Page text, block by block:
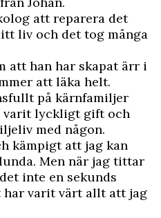
att reparera det
liv och det tog många
att han har skapat ärr i
att läka helt.
på kärnfamiljer
varit lyckligt gift och
med någon.
kämpigt att jag kan
Men när jag tittar
inte en sekunds
har varit värt allt att jag